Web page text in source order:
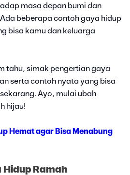
masa depan bumi dan
beberapa contoh gaya hidup
bisa kamu dan keluarga
tahu, simak pengertian gaya
serta contoh nyata yang bisa
Ayo, mulai ubah
hijau!
Hemat agar Bisa Menabung
Hidup Ramah